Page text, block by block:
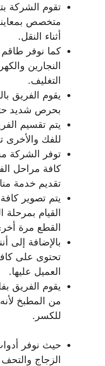
تقوم الشركة
متخصص
أثناء النقل.
كما نوفر
النجارين
التغليف.
يقوم الفريق
بحرص شديد
يتم تقسيم
للفك والأخرى
توفر الشركة
كافة مراحل
تقديم خدمة
يتم تصوير
القيام
القطع مرة
بالإضافة إلى
تحتوى على
العميل عليها.
يقوم الفريق
من المطبخ
للكسر.
حيث نوفر
الزجاج والتحف